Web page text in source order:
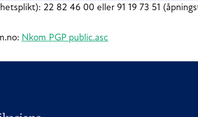
22 82 46 00 eller 91 19 73 51
Nkom PGP public.asc